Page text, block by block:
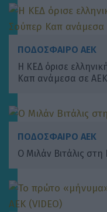
ΠΟΔΟΣΦΑΙΡΟ ΑΕΚ
Η ΚΕΔ όρισε
Καπ ανάμεσα σε
ΠΟΔΟΣΦΑΙΡΟ ΑΕΚ
Ο Μιλάν Βιτάλις